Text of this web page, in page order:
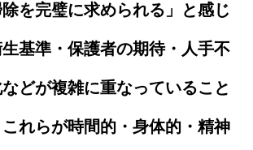
を完璧に求められる」と感じ
基準・保護者の期待・人手不
どが複雑に重なっていること
れらが時間的・身体的・精神